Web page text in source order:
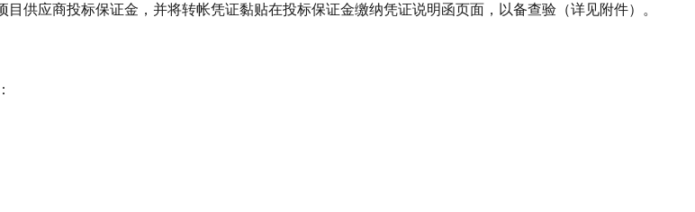
供应商投标保证金，并将转帐凭证黏贴在投标保证金缴纳凭证说明函页面，以备查验（详见附件）。